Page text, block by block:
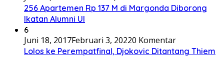
256 Apartemen Rp 137 M di Margonda Diborong
Ikatan Alumni UI
6
Juni 18, 2017Februari 3, 20220 Komentar
Lolos ke Perempatfinal, Djokovic Ditantang Thiem